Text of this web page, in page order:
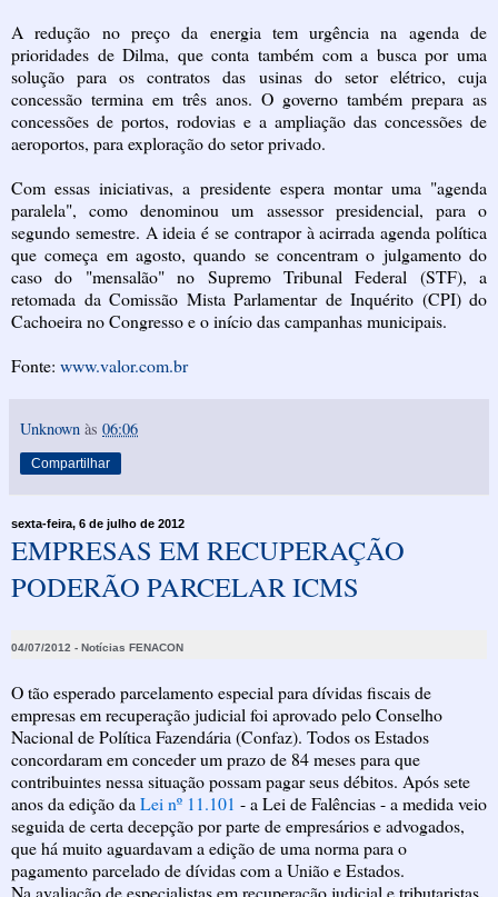
A redução no preço da energia tem urgência na agenda de
prioridades de Dilma, que conta também com a busca por uma
solução para os contratos das usinas do setor elétrico, cuja
concessão termina em três anos. O governo também prepara as
concessões de portos, rodovias e a ampliação das concessões de
aeroportos, para exploração do setor privado.
Com essas iniciativas, a presidente espera montar uma "agenda
paralela", como denominou um assessor presidencial, para o
segundo semestre. A ideia é se contrapor à acirrada agenda política
que começa em agosto, quando se concentram o julgamento do
caso do "mensalão" no Supremo Tribunal Federal (STF), a
retomada da Comissão Mista Parlamentar de Inquérito (CPI) do
Cachoeira no Congresso e o início das campanhas municipais.
Fonte: www.valor.com.br
Unknown às 06:06
Compartilhar
sexta-feira, 6 de julho de 2012
EMPRESAS EM RECUPERAÇÃO
PODERÃO PARCELAR ICMS
04/07/2012 - Notícias FENACON
O tão esperado parcelamento especial para dívidas fiscais de
empresas em recuperação judicial foi aprovado pelo Conselho
Nacional de Política Fazendária (Confaz). Todos os Estados
concordaram em conceder um prazo de 84 meses para que
contribuintes nessa situação possam pagar seus débitos. Após sete
anos da edição daLei nº 11.101 - a Lei de Falências - a medida veio
seguida de certa decepção por parte de empresários e advogados,
que há muito aguardavam a edição de uma norma para o
pagamento parcelado de dívidas com a União e Estados.
Na avaliação de especialistas em recuperação judicial e tributaristas,